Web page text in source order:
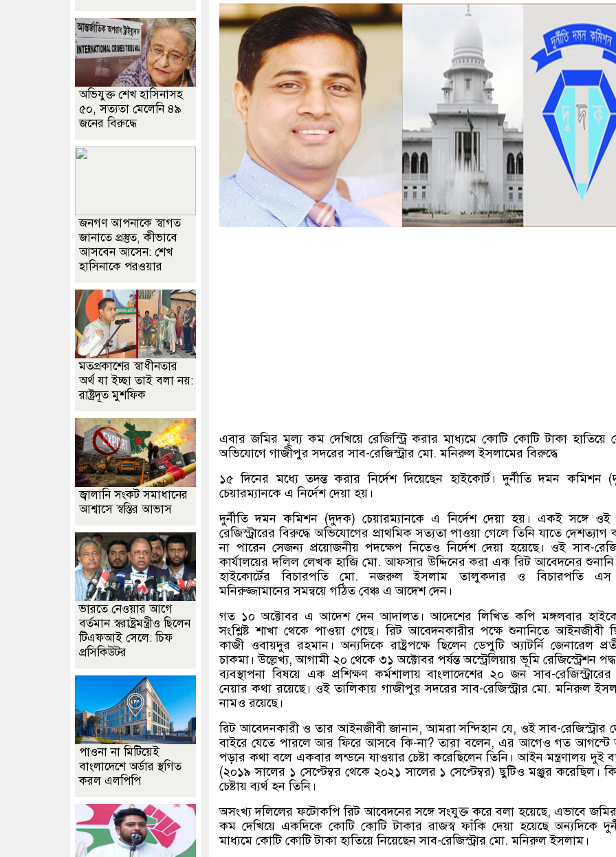
এবার জমির মূল্য কম দেখিয়ে রেজিস্ট্রি করার মাধ্যমে কোটি কোটি টাকা হাতিয়ে
অভিযোগে গাজীপুর সদরের সাব-রেজিস্ট্রার মো. মনিরুল ইসলামের বিরুদ্ধে
১৫ দিনের মধ্যে তদন্ত করার নির্দেশ দিয়েছেন হাইকোর্ট। দুর্নীতি দমন কমিশন
চেয়ারম্যানকে এ নির্দেশ দেয়া হয়।
দুর্নীতি দমন কমিশন (দুদক) চেয়ারম্যানকে এ নির্দেশ দেয়া হয়। একই সঙ্গে ওই
রেজিস্ট্রারের বিরুদ্ধে অভিযোগের প্রাথমিক সত্যতা পাওয়া গেলে তিনি যাতে দেশত্যাগ
না পারেন সেজন্য প্রয়োজনীয় পদক্ষেপ নিতেও নির্দেশ দেয়া হয়েছে। ওই সাব-
কার্যালয়ের দলিল লেখক হাজি মো. আফসার উদ্দিনের করা এক রিট আবেদনের শুনানি
হাইকোর্টের বিচারপতি মো. নজরুল ইসলাম তালুকদার ও বিচারপতি
মনিরুজ্জামানের সমন্বয়ে গঠিত বেঞ্চ এ আদেশ দেন।
গত ১০ অক্টোবর এ আদেশ দেন আদালত। আদেশের লিখিত কপি মঙ্গলবার
সংশ্লিষ্ট শাখা থেকে পাওয়া গেছে। রিট আবেদনকারীর পক্ষে শুনানিতে আইনজীবী
কাজী ওবায়দুর রহমান। অন্যদিকে রাষ্ট্রপক্ষে ছিলেন ডেপুটি অ্যাটর্নি জেনারেল
চাকমা। উল্লেখ্য, আগামী ২০ থেকে ৩১ অক্টোবর পর্যন্ত অস্ট্রেলিয়ায় ভূমি রেজিস্ট্রেশন
ব্যবস্থাপনা বিষয়ে এক প্রশিক্ষণ কর্মশালায় বাংলাদেশের ২০ জন সাব-
নেয়ার কথা রয়েছে। ওই তালিকায় গাজীপুর সদরের সাব-রেজিস্ট্রার মো. মনিরুল
নামও রয়েছে।
রিট আবেদনকারী ও তার আইনজীবী জানান, আমরা সন্দিহান যে, ওই সাব-রেজিস্ট্রার
বাইরে যেতে পারলে আর ফিরে আসবে কি-না? তারা বলেন, এর আগেও গত
পড়ার কথা বলে একবার লন্ডনে যাওয়ার চেষ্টা করেছিলেন তিনি। আইন মন্ত্রণালয় দুই
(২০১৯ সালের ১ সেপ্টেম্বর থেকে ২০২১ সালের ১ সেপ্টেম্বর) ছুটিও মঞ্জুর করেছিল।
চেষ্টায় ব্যর্থ হন তিনি।
অসংখ্য দলিলের ফটোকপি রিট আবেদনের সঙ্গে সংযুক্ত করে বলা হয়েছে, এভাবে
কম দেখিয়ে একদিকে কোটি কোটি টাকার রাজস্ব ফাঁকি দেয়া হয়েছে অন্যদিকে
মাধ্যমে কোটি কোটি টাকা হাতিয়ে নিয়েছেন সাব-রেজিস্ট্রার মো. মনিরুল ইসলাম।
অভিযুক্ত শেখ হাসিনাসহ
৫০, সত্যতা মেলেনি ৪৯
জনের বিরুদ্ধে
জনগণ আপনাকে স্বাগত
জানাতে প্রস্তুত, কীভাবে
আসবেন আসেন: শেখ
হাসিনাকে পরওয়ার
মতপ্রকাশের স্বাধীনতার
অর্থ যা ইচ্ছা তাই বলা নয়:
রাষ্ট্রদূত মুশফিক
জ্বালানি সংকট সমাধানের
আশ্বাসে স্বস্তির আভাস
ভারতে নেওয়ার আগে
বর্তমান স্বরাষ্ট্রমন্ত্রীও ছিলেন
টিএফআই সেলে: চিফ
প্রসিকিউটর
পাওনা না মিটিয়েই
বাংলাদেশে অর্ডার স্থগিত
করল এলপিপি